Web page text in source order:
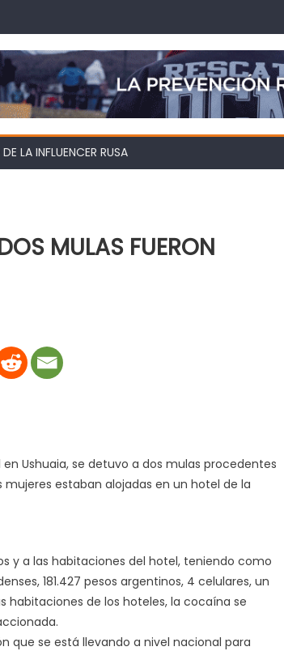
LA INFLUENCER RUSA
MULAS FUERON
Ushuaia, se detuvo a dos mulas procedentes
mujeres estaban alojadas en un hotel de la
y a las habitaciones del hotel, teniendo como
181.427 pesos argentinos, 4 celulares, un
habitaciones de los hoteles, la cocaína se
que se está llevando a nivel nacional para